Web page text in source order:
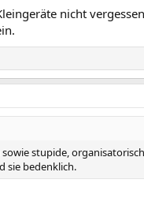
nicht vergessen
stupide,
sie bedenklich.